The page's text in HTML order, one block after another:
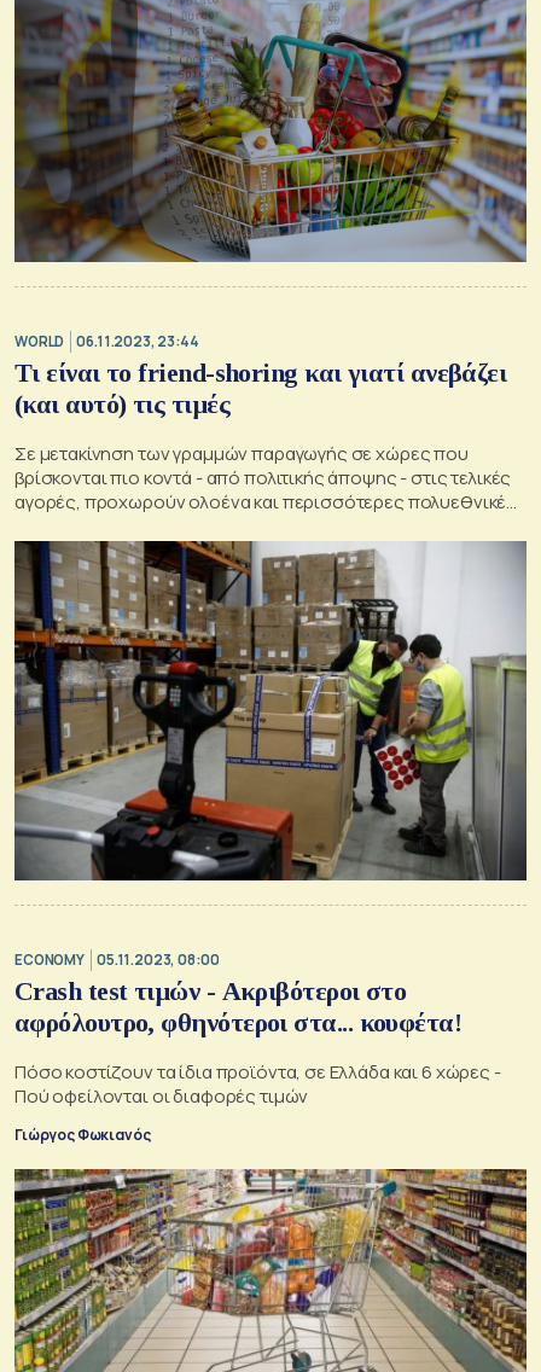
WORLD 06.11.2023, 23:44
Τι είναι το friend-shoring και γιατί ανεβάζει
(και αυτό) τις τιμές
Σε μετακίνηση των γραμμών παραγωγής σε χώρες που
βρίσκονται πιο κοντά - από πολιτικής άποψης - στις τελικές
αγορές, προχωρούν ολοένα και περισσότερες πολυεθνικές
ECONOMY 05.11.2023, 08:00
Crash test τιμών - Ακριβότεροι στο
αφρόλουτρο, φθηνότεροι στα... κουφέτα!
Πόσο κοστίζουν τα ίδια προϊόντα, σε Ελλάδα και 6 χώρες -
Πού οφείλονται οι διαφορές τιμών
Γιώργος Φωκιανός